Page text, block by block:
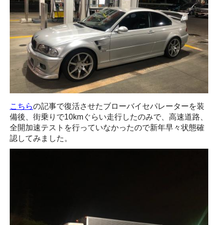
こちらの記事で復活させたブローバイセパレーターを装
備後、街乗りで10kmぐらい走行したのみで、高速道路、
全開加速テストを行っていなかったので新年早々状態確
認してみました。